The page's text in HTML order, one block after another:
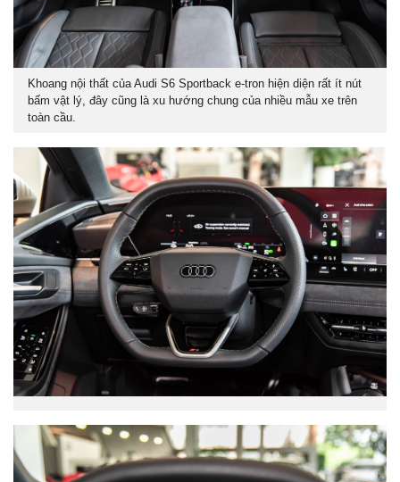
Khoang nội thất của Audi S6 Sportback e-tron hiện diện rất ít nút
bấm vật lý, đây cũng là xu hướng chung của nhiều mẫu xe trên
toàn cầu.